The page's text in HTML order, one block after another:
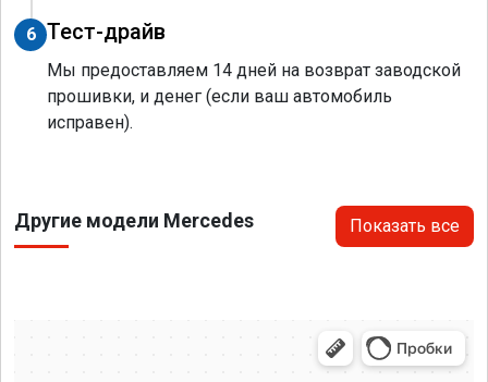
6 Тест-драйв
Мы предоставляем 14 дней на возврат заводской
прошивки, и денег (если ваш автомобиль
исправен).
Другие модели Mercedes Показать все